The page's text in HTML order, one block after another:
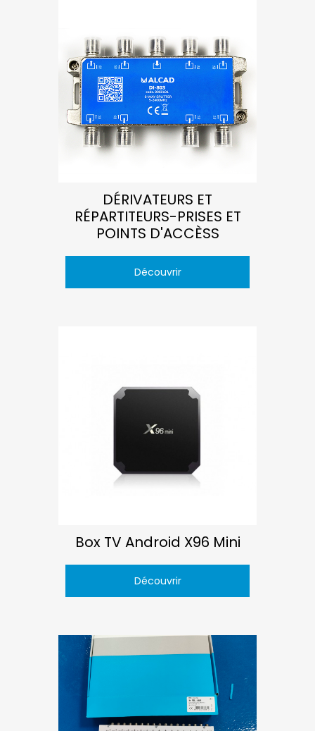
DÉRIVATEURS ET
RÉPARTITEURS-PRISES ET
POINTS D'ACCÈSS
Découvrir
Box TV Android X96 Mini
Découvrir